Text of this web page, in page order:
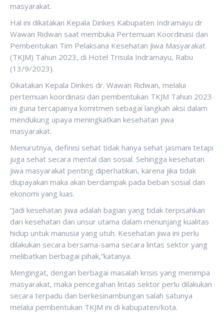
masyarakat.
Hal ini dikatakan Kepala Dinkes Kabupaten Indramayu dr
Wawan Ridwan saat membuka Pertemuan Koordinasi dan
Pembentukan Tim Pelaksana Kesehatan Jiwa Masyarakat
(TKJM) Tahun 2023, di Hotel Trisula Indramayu, Rabu
(13/9/2023).
Dikatakan Kepala Dinkes dr. Wawan Ridwan, melalui
pertemuan koordinasi dan pembentukan TKJM Tahun 2023
ini guna tercapainya komitmen sebagai langkah aksi dalam
mendukung upaya meningkatkan kesehatan jiwa
masyarakat.
Menurutnya, definisi sehat tidak hanya sehat jasmani tetapi
juga sehat secara mental dan sosial. Sehingga kesehatan
jiwa masyarakat penting diperhatikan, karena jika tidak
diupayakan maka akan berdampak pada beban sosial dan
ekonomi yang luas.
“Jadi kesehatan jiwa adalah bagian yang tidak terpisahkan
dari kesehatan dan unsur utama dalam menunjang kualitas
hidup untuk manusia yang utuh. Kesehatan jiwa ini perlu
dilakukan secara bersama-sama secara lintas sektor yang
melibatkan berbagai pihak,”katanya.
Mengingat, dengan berbagai masalah krisis yang menimpa
masyarakat, maka pencegahan lintas sektor perlu dilakukan
secara terpadu dan berkesinambungan salah satunya
melalui pembentukan TKJM ini di kabupaten/kota.